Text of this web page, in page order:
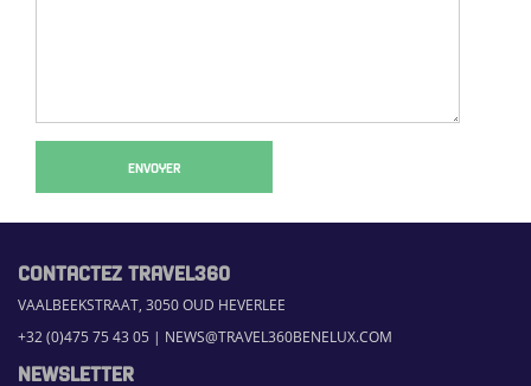
ENVOYER
CONTACTEZ TRAVEL360
VAALBEEKSTRAAT, 3050 OUD HEVERLEE
+32 (0)475 75 43 05 | NEWS@TRAVEL360BENELUX.COM
NEWSLETTER